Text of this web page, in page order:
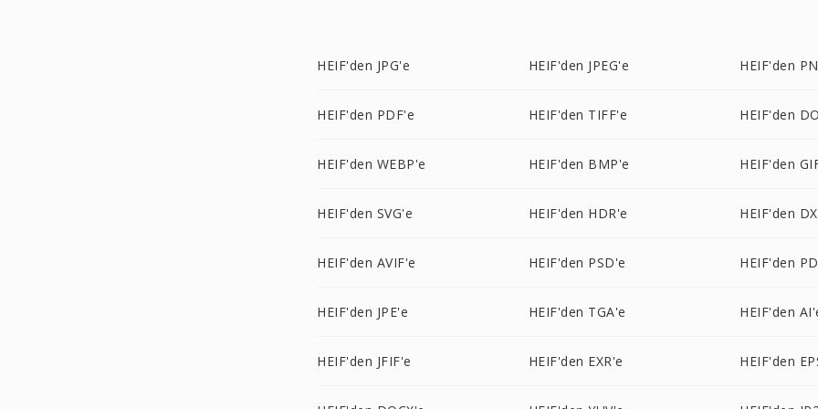
HEIF'den JPG'e HEIF'den JPEG'e HEIF'den
HEIF'den PDF'e HEIF'den TIFF'e HEIF'den
HEIF'den WEBP'e HEIF'den BMP'e HEIF'den
HEIF'den SVG'e HEIF'den HDR'e HEIF'den
HEIF'den AVIF'e HEIF'den PSD'e HEIF'den
HEIF'den JPE'e HEIF'den TGA'e HEIF'den
HEIF'den JFIF'e HEIF'den EXR'e HEIF'den